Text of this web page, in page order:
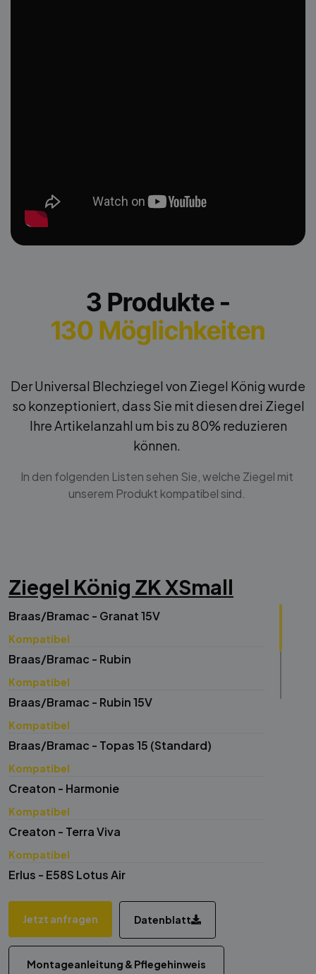
3 Produkte -
130 Möglichkeiten
Der Universal Blechziegel von Ziegel König wurde
so konzeptioniert, dass Sie mit diesen drei Ziegel
Ihre Artikelanzahl um bis zu 80% reduzieren
können.
In den folgenden Listen sehen Sie, welche Ziegel mit
unserem Produkt kompatibel sind.
Ziegel König ZK XSmall
Braas/Bramac - Granat 15V
Kompatibel
Braas/Bramac - Rubin
Kompatibel
Braas/Bramac - Rubin 15V
Kompatibel
Braas/Bramac - Topas 15 (Standard)
Kompatibel
Creaton - Harmonie
Kompatibel
Creaton - Terra Viva
Kompatibel
Erlus - E58S Lotus Air
Erlus - E58
Kompatibel
Erlus - Falzziegel
Jetzt anfragen Datenblatt
Montageanleitung & Pflegehinweis